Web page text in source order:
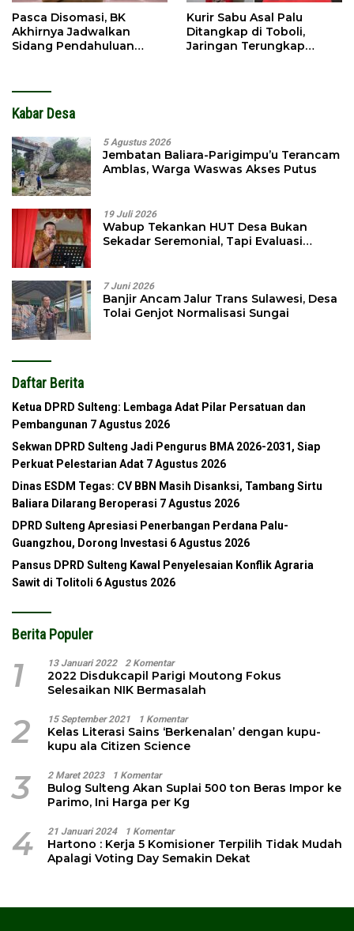
Pasca Disomasi, BK
Akhirnya Jadwalkan
Sidang Pendahuluan
Kurir Sabu Asal Palu
Ditangkap di Toboli,
Jaringan Terungkap
Kabar Desa
5 Agustus 2026
Jembatan Baliara-Parigimpu’u Terancam
Amblas, Warga Waswas Akses Putus
19 Juli 2026
Wabup Tekankan HUT Desa Bukan
Sekadar Seremonial, Tapi Evaluasi
7 Juni 2026
Banjir Ancam Jalur Trans Sulawesi, Desa
Tolai Genjot Normalisasi Sungai
Daftar Berita
Ketua DPRD Sulteng: Lembaga Adat Pilar Persatuan dan
Pembangunan 7 Agustus 2026
Sekwan DPRD Sulteng Jadi Pengurus BMA 2026-2031, Siap
Perkuat Pelestarian Adat 7 Agustus 2026
Dinas ESDM Tegas: CV BBN Masih Disanksi, Tambang Sirtu
Baliara Dilarang Beroperasi 7 Agustus 2026
DPRD Sulteng Apresiasi Penerbangan Perdana Palu-
Guangzhou, Dorong Investasi 6 Agustus 2026
Pansus DPRD Sulteng Kawal Penyelesaian Konflik Agraria
Sawit di Tolitoli 6 Agustus 2026
Berita Populer
1 13 Januari 2022 2 Komentar
2022 Disdukcapil Parigi Moutong Fokus
Selesaikan NIK Bermasalah
2 15 September 2021 1 Komentar
Kelas Literasi Sains ‘Berkenalan’ dengan kupu-
kupu ala Citizen Science
3 2 Maret 2023 1 Komentar
Bulog Sulteng Akan Suplai 500 ton Beras Impor ke
Parimo, Ini Harga per Kg
4 21 Januari 2024 1 Komentar
Hartono : Kerja 5 Komisioner Terpilih Tidak Mudah
Apalagi Voting Day Semakin Dekat